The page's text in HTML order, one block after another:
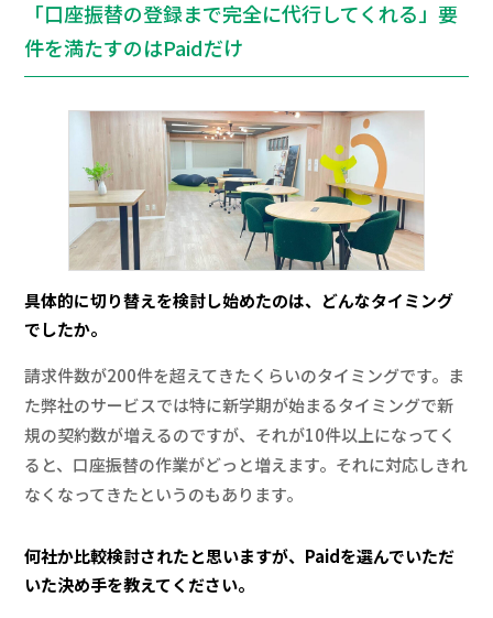
「口座振替の登録まで完全に代行してくれる」要
件を満たすのはPaidだけ
具体的に切り替えを検討し始めたのは、どんなタイミング
でしたか。
請求件数が200件を超えてきたくらいのタイミングです。ま
た弊社のサービスでは特に新学期が始まるタイミングで新
規の契約数が増えるのですが、それが10件以上になってく
ると、口座振替の作業がどっと増えます。それに対応しきれ
なくなってきたというのもあります。
何社か比較検討されたと思いますが、Paidを選んでいただ
いた決め手を教えてください。